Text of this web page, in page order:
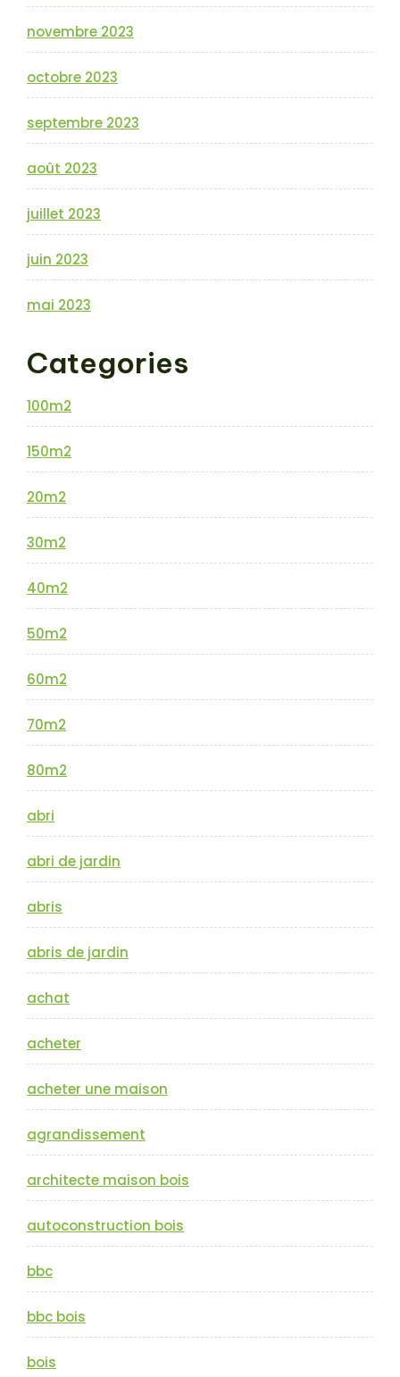
novembre 2023
octobre 2023
septembre 2023
août 2023
juillet 2023
juin 2023
mai 2023
Categories
100m2
150m2
20m2
30m2
40m2
50m2
60m2
70m2
80m2
abri
abri de jardin
abris
abris de jardin
achat
acheter
acheter une maison
agrandissement
architecte maison bois
autoconstruction bois
bbc
bbc bois
bois